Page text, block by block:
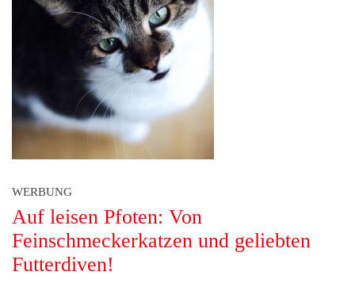
WERBUNG
Auf leisen Pfoten: Von
Feinschmeckerkatzen und geliebten
Futterdiven!